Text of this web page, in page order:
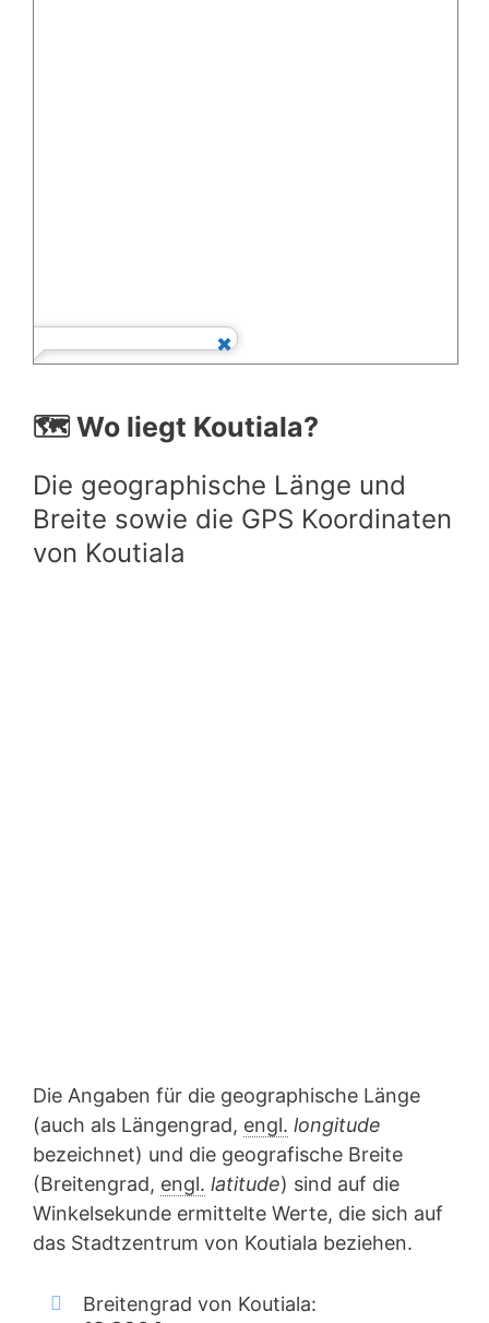
🗺️ Wo liegt Koutiala?
Die geographische Länge und
Breite sowie die GPS Koordinaten
von Koutiala
Die Angaben für die geographische Länge
(auch als Längengrad, engl. longitude
bezeichnet) und die geografische Breite
(Breitengrad, engl. latitude) sind auf die
Winkelsekunde ermittelte Werte, die sich auf
das Stadtzentrum von Koutiala beziehen.
Breitengrad von Koutiala: